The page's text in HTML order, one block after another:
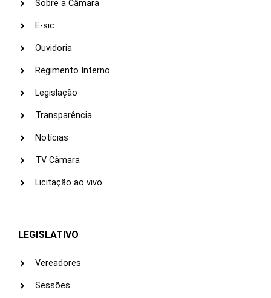
Sobre a Câmara
E-sic
Ouvidoria
Regimento Interno
Legislação
Transparência
Notícias
TV Câmara
Licitação ao vivo
LEGISLATIVO
Vereadores
Sessões